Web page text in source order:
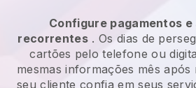
Configure pagamentos
recorrentes . Os dias de
cartões pelo telefone ou
mesmas informações mês após
seu cliente confia em seus